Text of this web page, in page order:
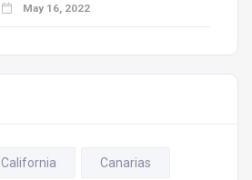
May 16, 2022
California Canarias